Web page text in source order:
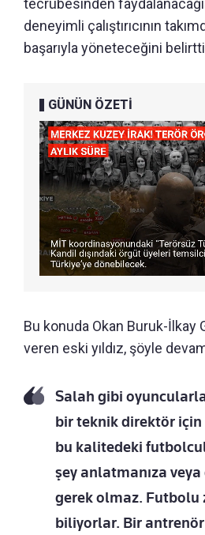
tecrübesinden
deneyimli çalıştırıcının
başarıyla yöneteceğini
GÜNÜN ÖZETİ
Bu konuda Okan Buruk-İlkay
veren eski yıldız, şöyle
Salah gibi
bir teknik direktör için
bu kalitedeki
şey anlatmanıza
gerek olmaz. Futbolu
biliyorlar. Bir